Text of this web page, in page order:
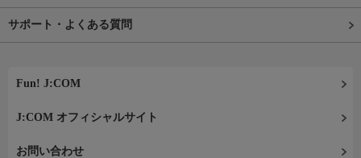
サポート・よくある質問
Fun! J:COM
J:COM オフィシャルサイト
お問い合わせ